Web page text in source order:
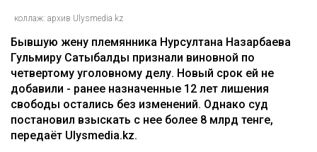
коллаж: архив Ulysmedia.kz
Бывшую жену племянника Нурсултана Назарбаева
Гульмиру Сатыбалды признали виновной по
четвертому уголовному делу. Новый срок ей не
добавили - ранее назначенные 12 лет лишения
свободы остались без изменений. Однако суд
постановил взыскать с нее более 8 млрд тенге,
передаёт Ulysmedia.kz.